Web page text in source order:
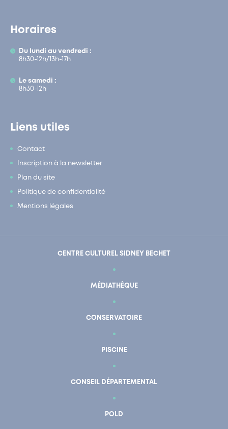
Horaires
Du lundi au vendredi :
8h30-12h/13h-17h
Le samedi :
8h30-12h
Liens utiles
Contact
Inscription à la newsletter
Plan du site
Politique de confidentialité
Mentions légales
CENTRE CULTUREL SIDNEY BECHET
MÉDIATHÈQUE
CONSERVATOIRE
PISCINE
CONSEIL DÉPARTEMENTAL
POLD